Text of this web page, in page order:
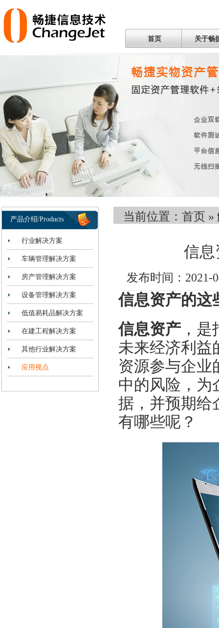
首页 关于畅
产品介绍/Products
行业解决方案
车辆管理解决方案
房产管理解决方案
设备管理解决方案
低值易耗品解决方案
在建工程解决方案
其他行业解决方案
应用视点
当前位置： 首页 »
信息
发布时间：2021-
信息资产的这
信息资产 ，
未来经济利益
资源参与企业
中的风险，为
据，并预期给
有哪些呢？